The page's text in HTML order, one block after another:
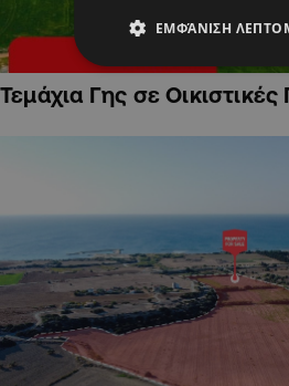
Τεμάχια Γης σε Οικιστικές
ΕΜΦΆΝΙΣΗ